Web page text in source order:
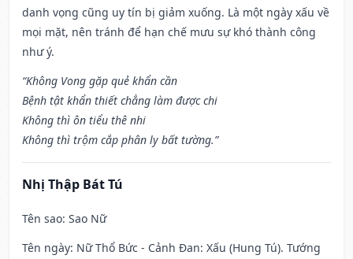
danh vọng cũng uy tín bị giảm xuống. Là một ngày xấu về
mọi mặt, nên tránh để hạn chế mưu sự khó thành công
như ý.
“Không Vong gặp quẻ khẩn cần
Bệnh tật khẩn thiết chẳng làm được chi
Không thì ôn tiểu thê nhi
Không thì trộm cắp phân ly bất tường.”
Nhị Thập Bát Tú
Tên sao: Sao Nữ
Tên ngày: Nữ Thổ Bức - Cảnh Đan: Xấu (Hung Tú). Tướng